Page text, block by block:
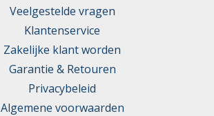
Veelgestelde vragen
Klantenservice
Zakelijke klant worden
Garantie & Retouren
Privacybeleid
Algemene voorwaarden